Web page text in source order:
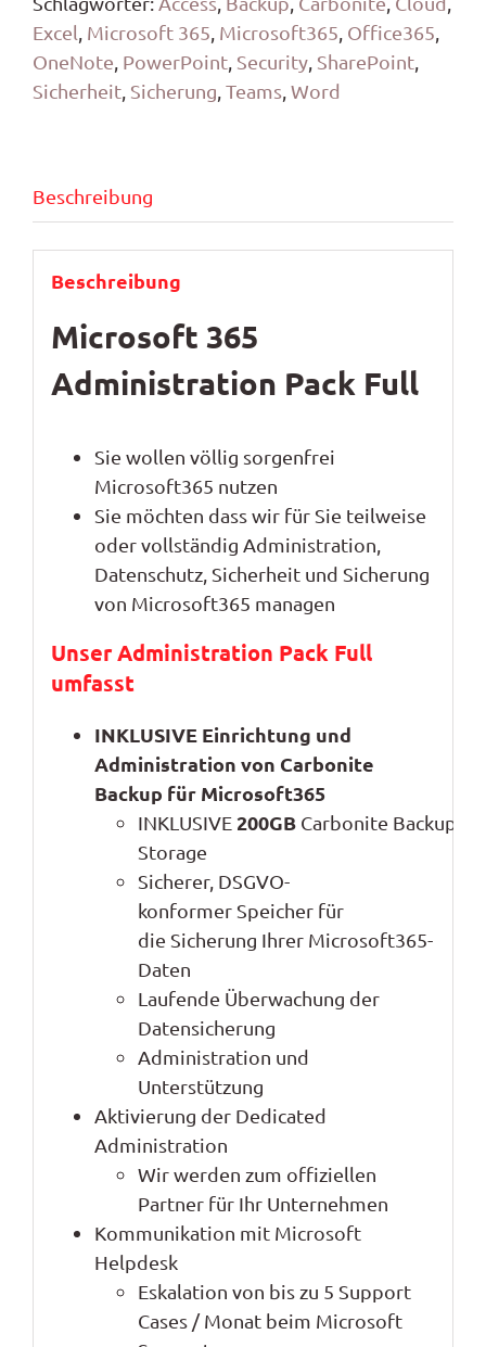
Excel Microsoft 365 Microsoft365 Office365
OneNote PowerPoint Security SharePoint
Sicherheit Sicherung Teams Word
Beschreibung
Beschreibung
Microsoft 365
Administration Pack Full
Sie wollen völlig sorgenfrei
Microsoft365 nutzen
Sie möchten dass wir für Sie teilweise
oder vollständig Administration
Datenschutz, Sicherheit und Sicherung
von Microsoft365 managen
UnserAdministration Pack Full
umfasst
INKLUSIVE Einrichtung und
Administration von Carbonite
Backup für Microsoft365
INKLUSIVE200GB Carbonite Backup
Storage
Sicherer, DSGVO-
konformerSpeicher für
die Sicherung Ihrer Microsoft365-
Daten
Laufende Überwachung der
Datensicherung
Administration und
Unterstützung
Aktivierung der Dedicated
Administration
Wir werden zum offiziellen
Partner für Ihr Unternehmen
Kommunikation mit Microsoft
Helpdesk
Eskalation von bis zu 5 Support
Cases / Monat beim Microsoft